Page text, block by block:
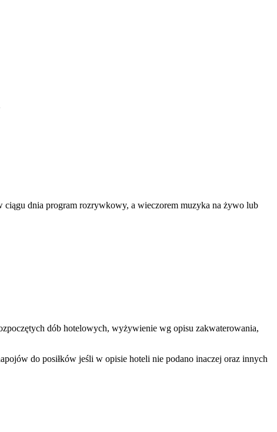
dnia program rozrywkowy, a wieczorem muzyka na żywo lub
dób hotelowych, wyżywienie wg opisu zakwaterowania,
do posiłków jeśli w opisie hoteli nie podano inaczej oraz innych